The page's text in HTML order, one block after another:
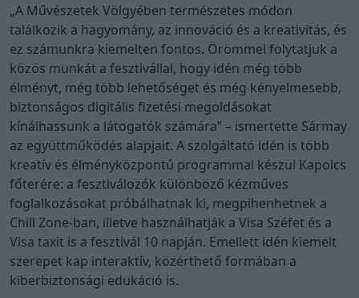
„A Művészetek Völgyében természetes módon
találkozik a hagyomány, az innováció és a kreativitás, és
ez számunkra kiemelten fontos. Örömmel folytatjuk a
közös munkát a fesztivállal, hogy idén még több
élményt, még több lehetőséget és még kényelmesebb,
biztonságos digitális fizetési megoldásokat
kínálhassunk a látogatók számára” – ismertette Sármay
az együttműködés alapjait. A szolgáltató idén is több
kreatív és élményközpontú programmal készül Kapolcs
főterére: a fesztiválozók különböző kézműves
foglalkozásokat próbálhatnak ki, megpihenhetnek a
Chill Zone-ban, illetve használhatják a Visa Széfet és a
Visa taxit is a fesztivál 10 napján. Emellett idén kiemelt
szerepet kap interaktív, közérthető formában a
kiberbiztonsági edukáció is.